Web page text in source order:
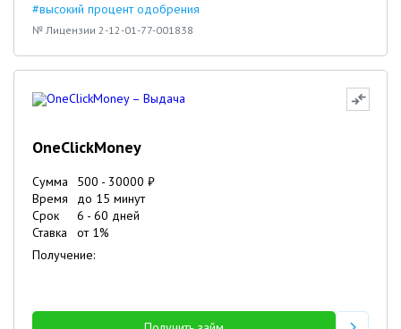
#высокий процент одобрения
№ Лицензии 2-12-01-77-001838
OneClickMoney
Сумма 500 - 30000 ₽
Время
до 15 минут
Срок
6 - 60 дней
Ставка
от 1%
Получение: